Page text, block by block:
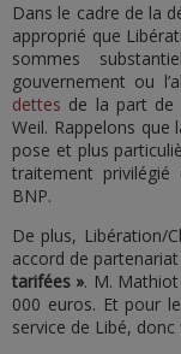
Dans le cadre de la
approprié que
sommes
gouvernement ou
dettes de la part de
Weil. Rappelons que
pose et plus
traitement
BNP.
De plus, Libération/
accord de
tarifées ». M.
000 euros. Et pour
service de Libé,